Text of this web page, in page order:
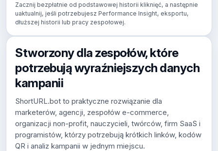
Zacznij bezpłatnie od podstawowej historii kliknięć, a następnie
uaktualnij, jeśli potrzebujesz Performance Insight, eksportu,
dłuższej historii lub pracy zespołowej.
Stworzony dla zespołów, które
potrzebują wyraźniejszych danych
kampanii
ShortURL.bot to praktyczne rozwiązanie dla
marketerów, agencji, zespołów e-commerce,
organizacji non-profit, nauczycieli, twórców, firm SaaS i
programistów, którzy potrzebują krótkich linków, kodów
QR i analiz kampanii w jednym miejscu.